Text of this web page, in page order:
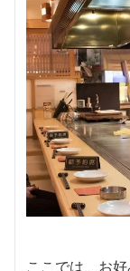
ここでは、お